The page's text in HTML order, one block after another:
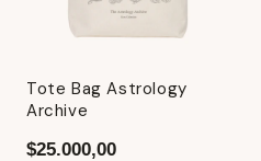
Tote Bag Astrology
Archive
$25.000,00